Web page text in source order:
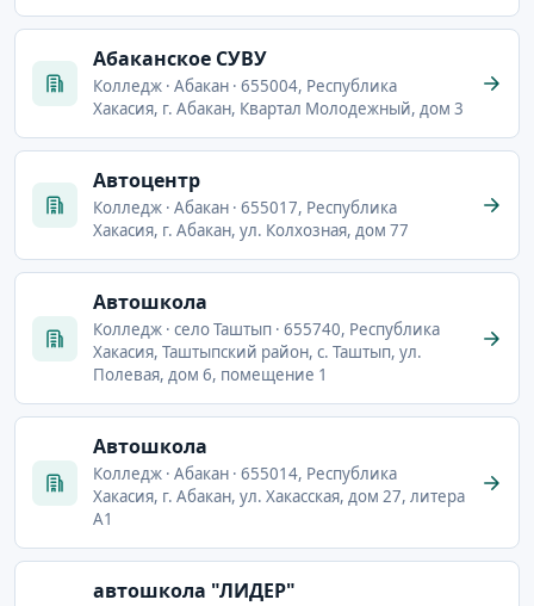
Абаканское СУВУ
Колледж · Абакан · 655004, Республика
Хакасия, г. Абакан, Квартал Молодежный, дом 3
Автоцентр
Колледж · Абакан · 655017, Республика
Хакасия, г. Абакан, ул. Колхозная, дом 77
Автошкола
Колледж · село Таштып · 655740, Республика
Хакасия, Таштыпский район, с. Таштып, ул.
Полевая, дом 6, помещение 1
Автошкола
Колледж · Абакан · 655014, Республика
Хакасия, г. Абакан, ул. Хакасская, дом 27, литера
А1
автошкола "ЛИДЕР"